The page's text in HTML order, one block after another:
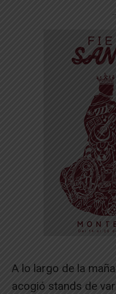
A lo largo de la
acogió stands de